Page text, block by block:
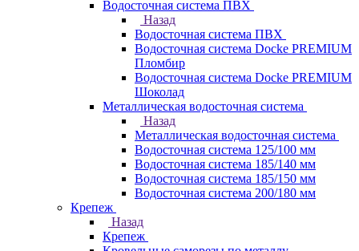
Водосточная система ПВХ
Назад
Водосточная система ПВХ
Водосточная система Docke PREMIUM
Пломбир
Водосточная система Docke PREMIUM
Шоколад
Металлическая водосточная система
Назад
Металлическая водосточная система
Водосточная система 125/100 мм
Водосточная система 185/140 мм
Водосточная система 185/150 мм
Водосточная система 200/180 мм
Крепеж
Назад
Крепеж